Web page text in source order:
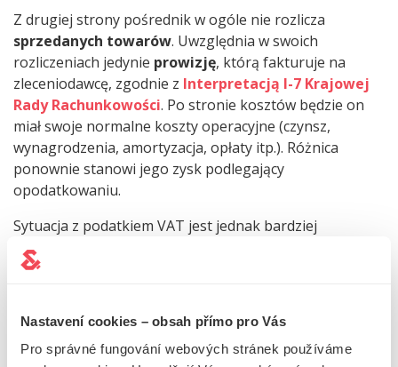
Nastavení cookies – obsah přímo pro Vás
Pro správné fungování webových stránek používáme
Z drugiej strony pośrednik w ogóle nie rozlicza
sprzedanych towarów. Uwzględnia w swoich
rozliczeniach jedynie prowizję, którą fakturuje na
zleceniodawcę, zgodnie z Interpretacją I-7 Krajowej
Rady Rachunkowości. Po stronie kosztów będzie on
miał swoje normalne koszty operacyjne (czynsz,
wynagrodzenia, amortyzacja, opłaty itp.). Różnica
ponownie stanowi jego zysk podlegający
opodatkowaniu.
Sytuacja z podatkiem VAT jest jednak bardziej
skomplikowana - do tego stopnia, że
podatkowa wyd
prowizyjny świadczy odrębną dostawę, tak jakby była to
dostawa jego towarów lub usług (nawet jeśli dostarcza
towary lub usługi zleceniodawcy).